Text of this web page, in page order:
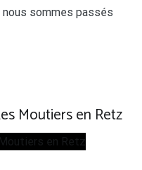
sommes passés
Moutiers en Retz